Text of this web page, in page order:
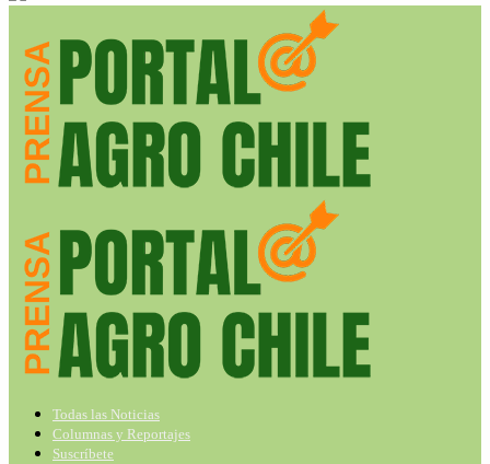
Todas las Noticias
Columnas y Reportajes
Suscríbete